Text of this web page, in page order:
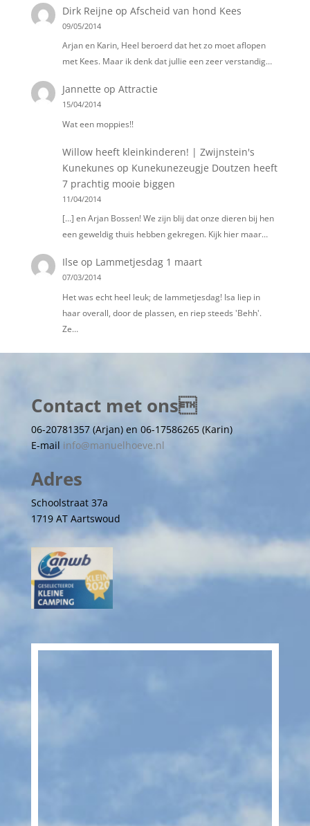
Dirk Reijne opAfscheid van hond Kees
09/05/2014
Arjan en Karin, Heel beroerd dat het zo moet aflopen
met Kees. Maar ik denk dat jullie een zeer verstandig…
Jannette opAttractie
15/04/2014
Wat een moppies!!
Willow heeft kleinkinderen! | Zwijnstein's
Kunekunes op Kunekunezeugje Doutzen heeft
7 prachtig mooie biggen
11/04/2014
[…] en Arjan Bossen! We zijn blij dat onze dieren bij hen
een geweldig thuis hebben gekregen. Kijk hier maar…
Ilse op Lammetjesdag 1 maart
07/03/2014
Het was echt heel leuk; de lammetjesdag! Isa liep in
haar overall, door de plassen, en riep steeds 'Behh'.
Ze…
Contact met ons
06-20781357 (Arjan) en 06-17586265 (Karin)
E-mail info@manuelhoeve.nl
Adres
Schoolstraat 37a
1719 AT Aartswoud